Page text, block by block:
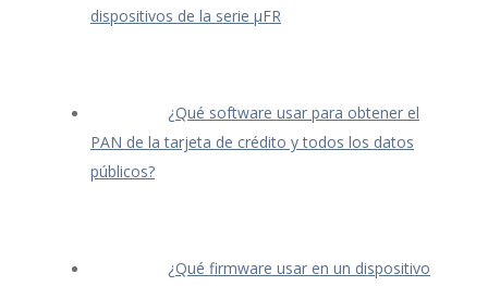
dispositivos de la serie μFR
¿Qué software usar para obtener el
PAN de la tarjeta de crédito y todos los datos
públicos?
¿Qué firmware usar en un dispositivo